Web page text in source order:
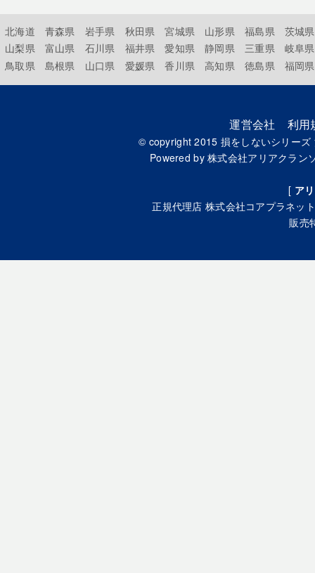
北海道 青森県 岩手県 秋田県 宮城県 山形県 福島県
茨城県
山梨県
富山県 石川県 福井県 愛知県 静岡県 三重県
岐阜県
鳥取県
島根県 山口県 愛媛県 香川県 高知県 徳島県 福岡県
運営会社 利用
© copyright 2015 損をしないシリー
Powered by株式会社アリアクラン
[ ア
正規代理店 株式会社コアプラネッ
販売